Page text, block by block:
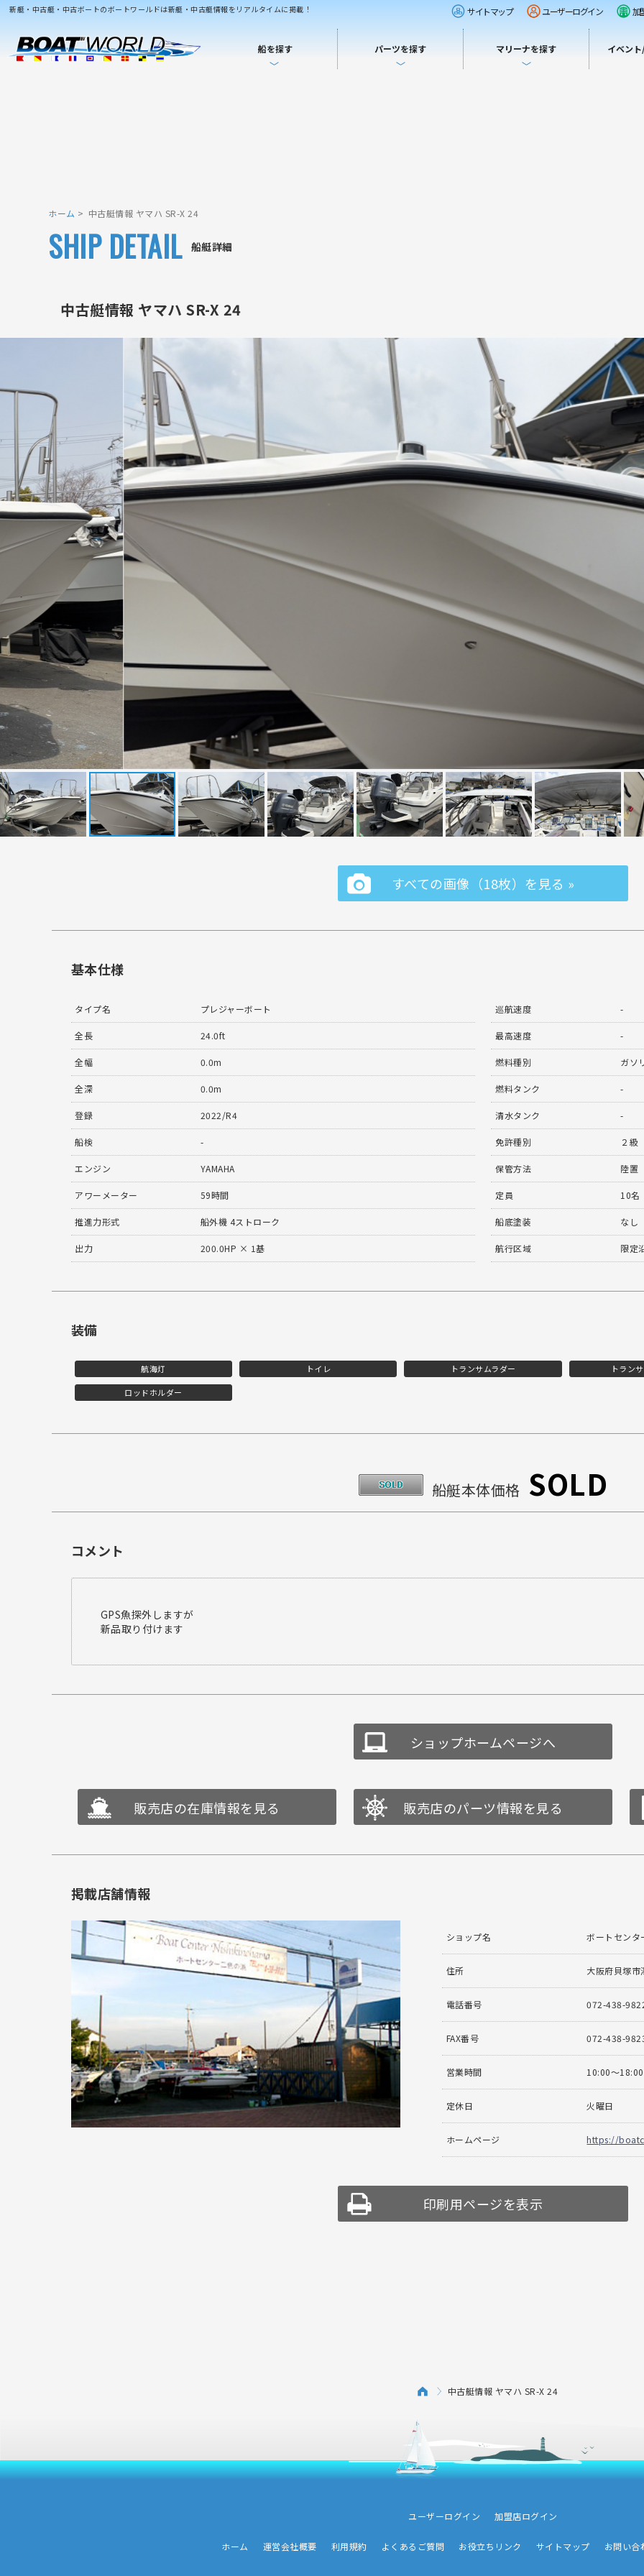
新艇・中古艇・中古ボートのボートワールドは新艇・中古艇情報をリアルタイムに掲載！ サイトマップ ユーザーログイン 加
船を探す パーツを探す マリーナを探す イベン
ホーム 中古艇情報 ヤマハ SR-X 24
船艇詳細
SHIP DETAIL
中古艇情報 ヤマハ SR-X 24
すべての画像（18枚）を見る »
基本仕様
タイプ名 プレジャーボート
全長 24.0ft
全幅 0.0m
全深 0.0m
登録 2022/R4
船検 -
エンジン YAMAHA
アワーメーター 59時間
推進力形式 船外機 4ストローク
出力 200.0HP × 1基
巡航速度 -
最高速度 -
燃料種別 ガソ
燃料タンク -
清水タンク -
免許種別 ２級
保管方法 陸置
定員 10名
船底塗装 なし
航行区域 限定
装備
航海灯 トイレ トランサムラダー トラン
ロッドホルダー
船艇本体価格 SOLD
コメント
GPS魚探外しますが
新品取り付けます
ショップホームページへ
販売店の在庫情報を見る 販売店のパーツ情報を見る
掲載店舗情報
ショップ名 ボートセンタ
住所 大阪府貝塚市
電話番号 072-438-
FAX番号 072-438-
営業時間 10:00〜18:00
定休日 火曜日
ホームページ https://
印刷用ページを表示
中古艇情報 ヤマハ SR-X 24
ユーザーログイン 加盟店ログイン
ホーム 運営会社概要 利用規約 よくあるご質問 お役立ちリンク サイトマップ お問い合